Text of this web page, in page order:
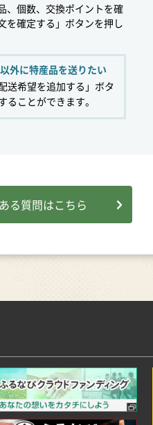
、個数、交換ポイントを確
を確定する」ボタンを押し
外に特産品を送りたい
送希望を追加する」ボタ
ることができます。
る質問はこちら